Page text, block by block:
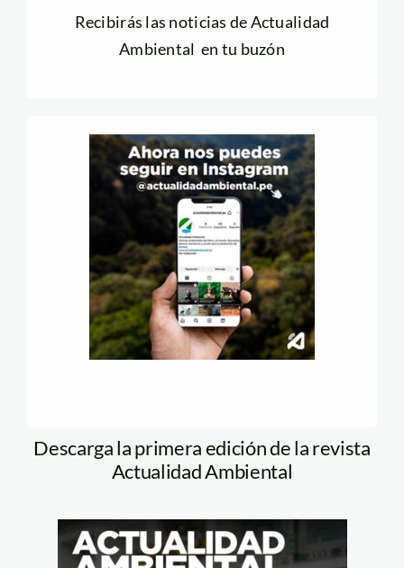
Recibirás las noticias de Actualidad
Ambiental en tu buzón
Descarga la primera edición de la revista
Actualidad Ambiental